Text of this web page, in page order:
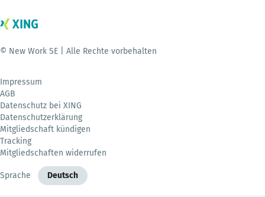
© New Work SE | Alle Rechte vorbehalten
Impressum
AGB
Datenschutz bei XING
Datenschutzerklärung
Mitgliedschaft kündigen
Tracking
Mitgliedschaften widerrufen
Sprache Deutsch